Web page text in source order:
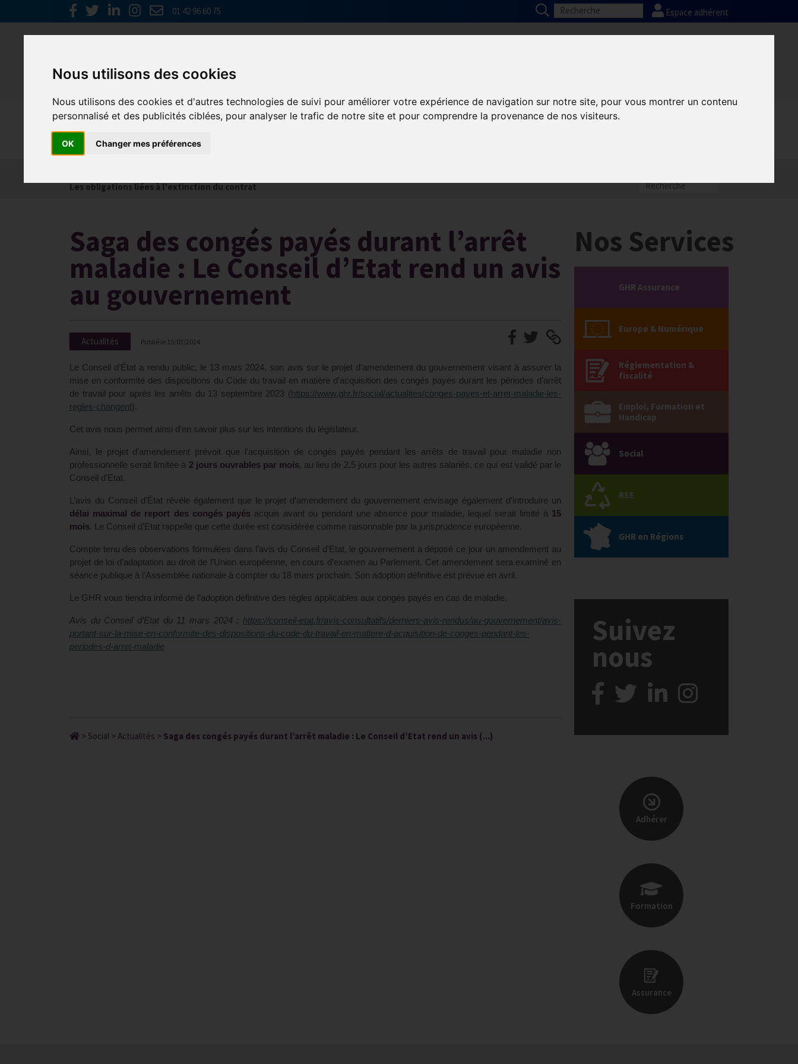
Nous utilisons des cookies
Nous utilisons des cookies et d'autres technologies de suivi pour améliorer votre expérience de navigation sur notre site, pour vous montrer un contenu
personnalisé et des publicités ciblées, pour analyser le trafic de notre site et pour comprendre la provenance de nos visiteurs.
OK Changer mes préférences
01 42 96 60 75 Espace adhérent
Social
Les obligations liées à l’extinction du contrat
Saga des congés payés durant l’arrêt
maladie : Le Conseil d’Etat rend un avis
au gouvernement
Actualités Publié le 15/03/2024
Le Conseil d’État a rendu public, le 13 mars 2024, son avis sur le projet d’amendement du gouvernement visant à assurer la
mise en conformité des dispositions du Code du travail en matière d’acquisition des congés payés durant les périodes d’arrêt
de travail pour après les arrêts du 13 septembre 2023 ( https://www.ghr.fr/social/actualites/conges-payes-et-arret-maladie-les-
regles-changent).
Cet avis nous permet ainsi d’en savoir plus sur les intentions du législateur.
Ainsi, le projet d’amendement prévoit que l’acquisition de congés payés pendant les arrêts de travail pour maladie non
professionnelle serait limitée à 2 jours ouvrables par mois, au lieu de 2,5 jours pour les autres salariés, ce qui est validé par le
Conseil d’Etat.
L’avis du Conseil d’État révèle également que le projet d’amendement du gouvernement envisage également d’introduire un
délai maximal de report des congés payésacquis avant ou pendant une absence pour maladie, lequel serait limité à 15
mois. Le Conseil d’Etat rappelle que cette durée est considérée comme raisonnable par la jurisprudence européenne.
Compte tenu des observations formulées dans l’avis du Conseil d’Etat, le gouvernement a déposé ce jour un amendement au
projet de loi d’adaptation au droit de l’Union européenne, en cours d’examen au Parlement. Cet amendement sera examiné en
séance publique à l’Assemblée nationale à compter du 18 mars prochain. Son adoption définitive est prévue en avril.
Le GHR vous tiendra informé de l’adoption définitive des règles applicables aux congés payés en cas de maladie.
Avis du Conseil d’Etat du 11 mars 2024 : https://conseil-etat.fr/avis-consultatifs/derniers-avis-rendus/au-gouvernement/avis-
portant-sur-la-mise-en-conformite-des-dispositions-du-code-du-travail-en-matiere-d-acquisition-de-conges-pendant-les-
periodes-d-arret-maladie
> Social > Actualités > Saga des congés payés durant l’arrêt maladie : Le Conseil d’Etat rend un avis (...)
Nos Services
GHR Assurance
Europe & Numérique
Réglementation &
fiscalité
Emploi, Formation et
Handicap
Social
RSE
GHR en Régions
Suivez
nous
Adhérer
Formation
Assurance